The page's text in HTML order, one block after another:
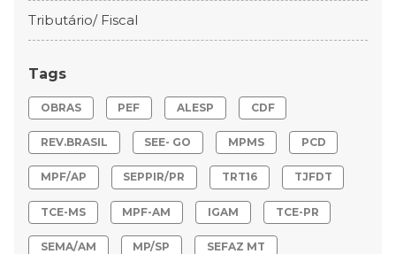
Tributário/ Fiscal
Tags
OBRAS PEF ALESP CDF
REV.BRASIL SEE- GO MPMS PCD
MPF/AP SEPPIR/PR TRT16 TJFDT
TCE-MS MPF-AM IGAM TCE-PR
SEMA/AM MP/SP SEFAZ MT